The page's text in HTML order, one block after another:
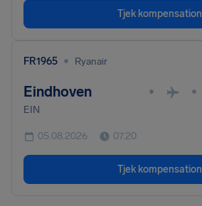
Tjek kompensation
FR1965 • Ryanair
Eindhoven • •
EIN
05.08.2026 07.20
Tjek kompensation